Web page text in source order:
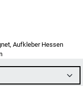
Aufkleber Hessen